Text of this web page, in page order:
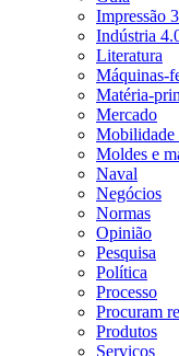
Impressão
Indústria
Literatura
Máquinas-
Matéria-
Mercado
Mobilidade
Moldes e
Naval
Negócios
Normas
Opinião
Pesquisa
Política
Processo
Procuram
Produtos
Serviços